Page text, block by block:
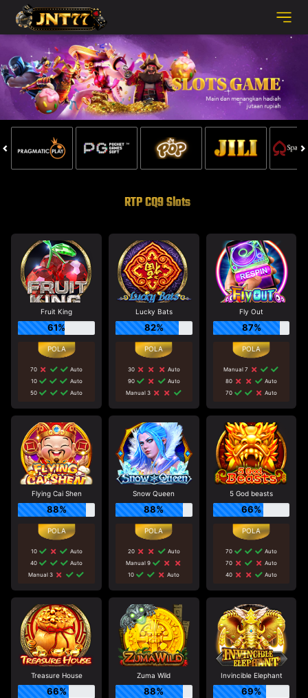
RTP CQ9 Slots
Fruit King
61%
70
Auto
10
Auto
50
Auto
Lucky Bats
82%
30
Auto
90
Auto
Manual 3
Fly Out
87%
Manual 7
80
Auto
70
Auto
Flying Cai Shen
88%
10
Auto
40
Auto
Manual 3
Snow Queen
88%
20
Auto
Manual 9
10
Auto
5 God beasts
66%
70
Auto
70
Auto
40
Auto
Treasure House
66%
Zuma Wild
88%
Invincible Elephant
69%